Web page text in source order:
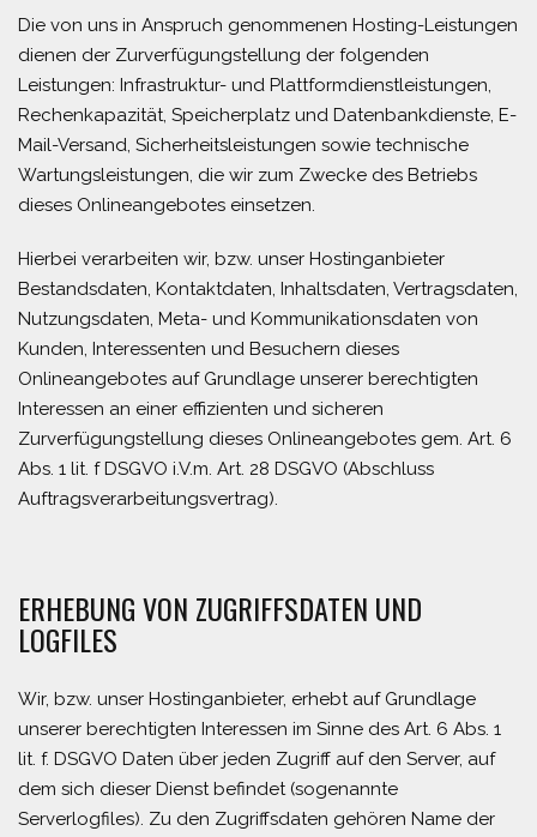
Die von uns in Anspruch genommenen Hosting-Leistungen
dienen der Zurverfügungstellung der folgenden
Leistungen: Infrastruktur- und Plattformdienstleistungen,
Rechenkapazität, Speicherplatz und Datenbankdienste, E-
Mail-Versand, Sicherheitsleistungen sowie technische
Wartungsleistungen, die wir zum Zwecke des Betriebs
dieses Onlineangebotes einsetzen.
Hierbei verarbeiten wir, bzw. unser Hostinganbieter
Bestandsdaten, Kontaktdaten, Inhaltsdaten, Vertragsdaten,
Nutzungsdaten, Meta- und Kommunikationsdaten von
Kunden, Interessenten und Besuchern dieses
Onlineangebotes auf Grundlage unserer berechtigten
Interessen an einer effizienten und sicheren
Zurverfügungstellung dieses Onlineangebotes gem. Art. 6
Abs. 1 lit. f DSGVO i.V.m. Art. 28 DSGVO (Abschluss
Auftragsverarbeitungsvertrag).
ERHEBUNG VON ZUGRIFFSDATEN UND
LOGFILES
Wir, bzw. unser Hostinganbieter, erhebt auf Grundlage
unserer berechtigten Interessen im Sinne des Art. 6 Abs. 1
lit. f. DSGVO Daten über jeden Zugriff auf den Server, auf
dem sich dieser Dienst befindet (sogenannte
Serverlogfiles). Zu den Zugriffsdaten gehören Name der